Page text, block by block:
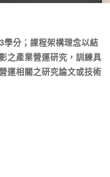
學分；課程架構理念以結
之產業營運研究，訓練具
運相關之研究論文或技術